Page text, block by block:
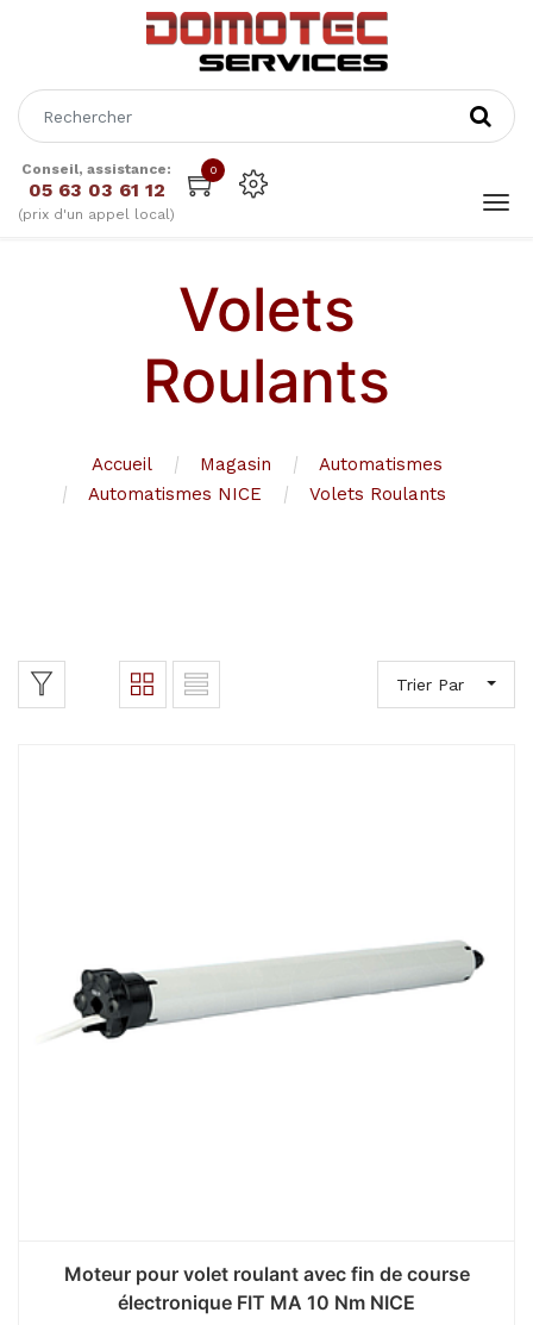
Conseil, assistance:
05 63 03 61 12
(prix d'un appel local)
0
Volets
Roulants
Accueil Magasin
Automatismes
Automatismes NICE
Volets Roulants
Trier Par
Moteur pour volet roulant avec fin de course
électronique FIT MA 10 Nm NICE